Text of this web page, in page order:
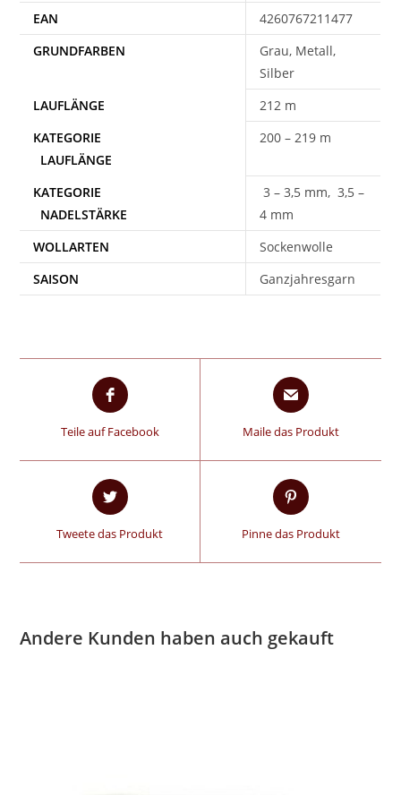
EAN
4260767211477
Grau, Metall,
Silber
212 m
200 – 219 m
3 – 3,5 mm, 3,5 –
4 mm
WOLLARTEN
Sockenwolle
SAISON
Ganzjahresgarn
Teile auf Facebook Maile das Produkt
Tweete das Produkt Pinne das Produkt
Andere Kunden haben auch gekauft